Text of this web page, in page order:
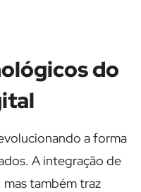
do
a forma
A integração de
também traz